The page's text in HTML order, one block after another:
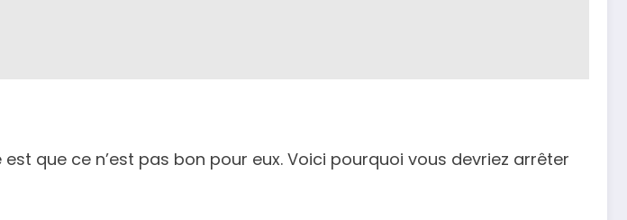
que ce n’est pas bon pour eux. Voici pourquoi vous devriez arrêter